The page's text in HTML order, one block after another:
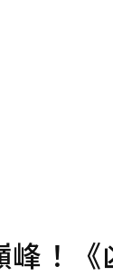
峰！